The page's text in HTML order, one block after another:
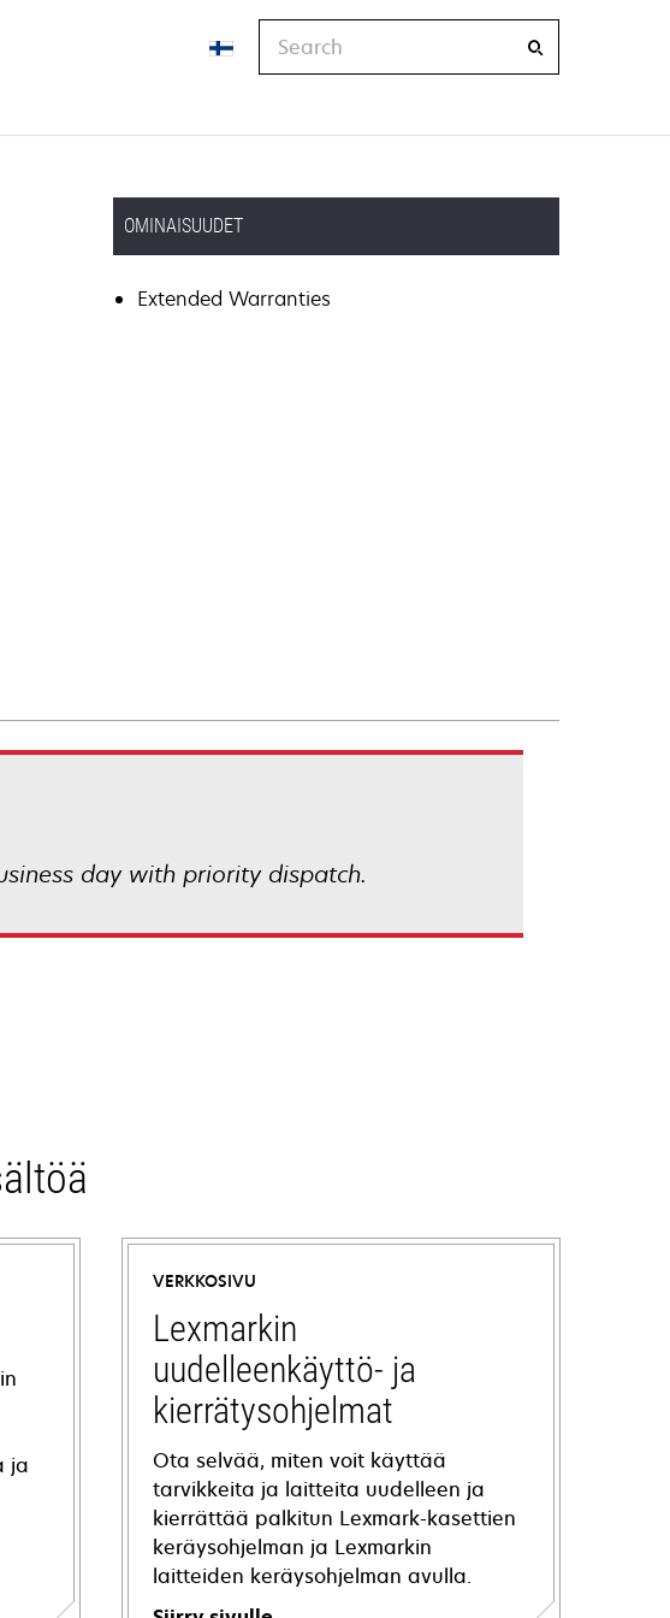
OMINAISUUDET
Extended Warranties
day with priority dispatch.
ja
VERKKOSIVU
Lexmarkin
uudelleenkäyttö- ja
kierrätysohjelmat
Ota selvää, miten voit käyttää
tarvikkeita ja laitteita uudelleen ja
kierrättää palkitun Lexmark-kasettien
keräysohjelman ja Lexmarkin
laitteiden keräysohjelman avulla.